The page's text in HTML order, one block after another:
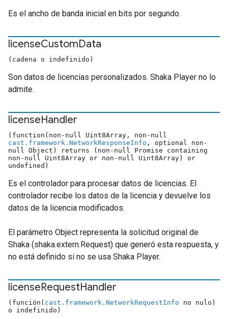
Es el ancho de banda inicial en bits por segundo.
licenseCustomData
(cadena o indefinido)
Son datos de licencias personalizados. Shaka Player no lo
admite.
licenseHandler
(function(non-null Uint8Array, non-null
cast.framework.NetworkResponseInfo , optional non-
null Object) returns (non-null Promise containing
non-null Uint8Array or non-null Uint8Array) or
undefined)
Es el controlador para procesar datos de licencias. El
controlador recibe los datos de la licencia y devuelve los
datos de la licencia modificados.
El parámetro Object representa la solicitud original de
Shaka (shaka.extern.Request) que generó esta respuesta, y
no está definido si no se usa Shaka Player.
licenseRequestHandler
(función( cast.framework.NetworkRequestInfo no nulo)
o indefinido)